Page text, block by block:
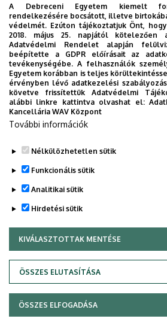
Épület, emelet, szobaszám
Dolgozói adatmódosítás
telefonkönyvében
© 2026 Unideb
A Debreceni Egyetem kiemelt
rendelkezésére bocsátott, illetve
védelmét. Ezúton tájékoztatjuk Önt,
2018. május 25. napjától kötelezően
Adatvédelmi Rendelet alapján
beépítette a GDPR előírásait az
tevékenységébe. A felhasználók
Egyetem korábban is teljes
érvényben lévő adatkezelési
követve frissítettük Adatvédelmi
alábbi linkre kattintva olvashat el:
Kancellária WAV Központ
További információk
Nélkülözhetetlen sütik
Funkcionális sütik
Analitikai sütik
Hirdetési sütik
KIVÁLASZTOTTAK MENTÉSE
ÖSSZES ELUTASÍTÁSA
WITHDRAW CONSENT
ÖSSZES ELFOGADÁSA